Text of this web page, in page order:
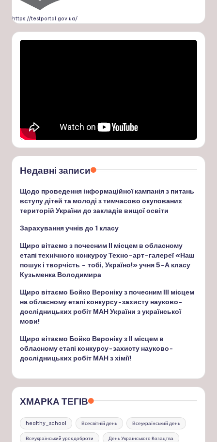
https://testportal.gov.ua/
Недавні записи
Щодо проведення інформаційної кампанія з питань
вступу дітей та молоді з тимчасово окупованих
територій України до закладів вищої освіти
Зарахування учнів до 1 класу
Щиро вітаємо з почесним ІІ місцем в обласному
етапі технічного конкурсу Техно-арт-галереї «Наш
пошук і творчість – тобі, Україно!» учня 5-А класу
Кузьменка Володимира
Щиро вітаємо Бойко Вероніку з почесним ІІІ місцем
на обласному етапі конкурсу-захисту науково-
дослідницьких робіт МАН України з української
мови!
Щиро вітаємо Бойко Вероніку з ІІ місцем в
обласному етапі конкурсу-захисту науково-
дослідницьких робіт МАН з хімії!
ХМАРКА ТЕГІВ
healthy_school Всесвітній день Всеукраїнський день
Всеукраїнський урок доброти День Українського Козацтва